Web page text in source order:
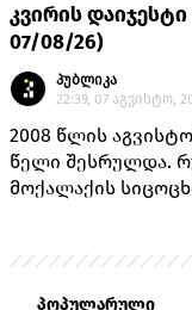
კვირის
07/08/26)
პუბლიკა
22:39, 07 აგვისტო,
2008 წლის
წელი შესრულდა.
მოქალაქის
მშვიდობიანი
პოპულარული